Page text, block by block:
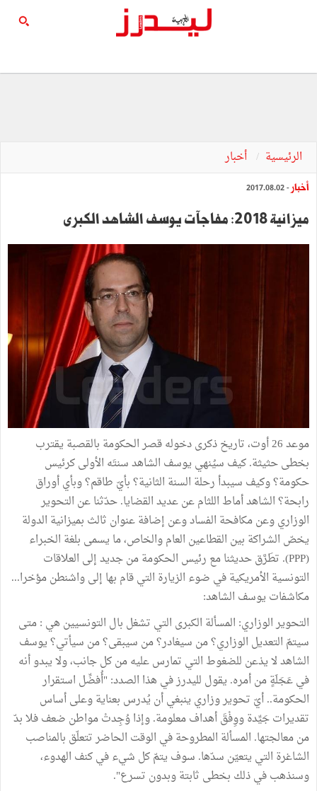
الرئيسية أخبار
أخبار - 2017.08.02
ميزانية 2018: مفاجآت يوسف الشاهد الكبرى
موعد 26 أوت، تاريخ ذكرى دخوله قصر الحكومة بالقصبة يقترب
بخطى حثيثة. كيف سيُنهي يوسف الشاهد سنتَه الأولى كرئيس
حكومة؟ وكيف سيبدأ رحلة السنة الثانية؟ بأيّ طاقم؟ وبأي أوراق
رابحة؟ الشاهد أماط اللثام عن عديد القضايا. حدّثنا عن التحوير
الوزاري وعن مكافحة الفساد وعن إضافة عنوان ثالث بميزانية الدولة
يخصّ الشراكة بين القطاعين العام والخاص، ما يسمى بلغة الخبراء
(PPP). تطَرَّق حديثنا مع رئيس الحكومة من جديد إلى العلاقات
التونسية الأمريكية في ضوء الزيارة التي قام بها إلى واشنطن مؤخرا...
مكاشفات يوسف الشاهد:
التحوير الوزاري: المسألة الكبرى التي تشغل بال التونسيين هي : متى
سيتمّ التعديل الوزاري؟ من سيغادر؟ من سيبقى؟ من سيأتي؟ يوسف
الشاهد لا يذعن للضغوط التي تمارس عليه من كل جانب، ولا يبدو أنه
في عَجَلَةٍ من أمره. يقول لليدرز في هذا الصدد: "أُفضِّل استقرار
الحكومة.. أيّ تحوير وزاري ينبغي أن يُدرس بعناية وعلى أساس
تقديرات جَيِّدة ووِفْقَ أهداف معلومة. وإذا وُجِدتْ مواطن ضعف فلا بدّ
من معالجتها. المسألة المطروحة في الوقت الحاضر تتعلّق بالمناصب
الشاغرة التي يتعيّن سدّها. سوف يتمّ كل شيء في كنف الهدوء،
وسنذهب في ذلك بخطى ثابتة وبدون تسرع".